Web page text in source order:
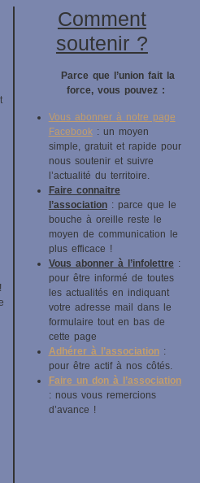
Comment
soutenir ?
Parce que l’union fait la
force, vous pouvez :
Vous abonner à notre page
Facebook: un moyen
simple, gratuit et rapide pour
nous soutenir et suivre
l’actualité du territoire.
Faire connaitre
l’association: parce que le
bouche à oreille reste le
moyen de communication le
plus efficace !
Vous abonner à l’infolettre:
pour être informé de toutes
les actualités en indiquant
votre adresse mail dans le
formulaire tout en bas de
cette page
Adhérer à l’association:
pour être actif à nos côtés.
Faire un don à l’association
: nous vous remercions
d’avance !